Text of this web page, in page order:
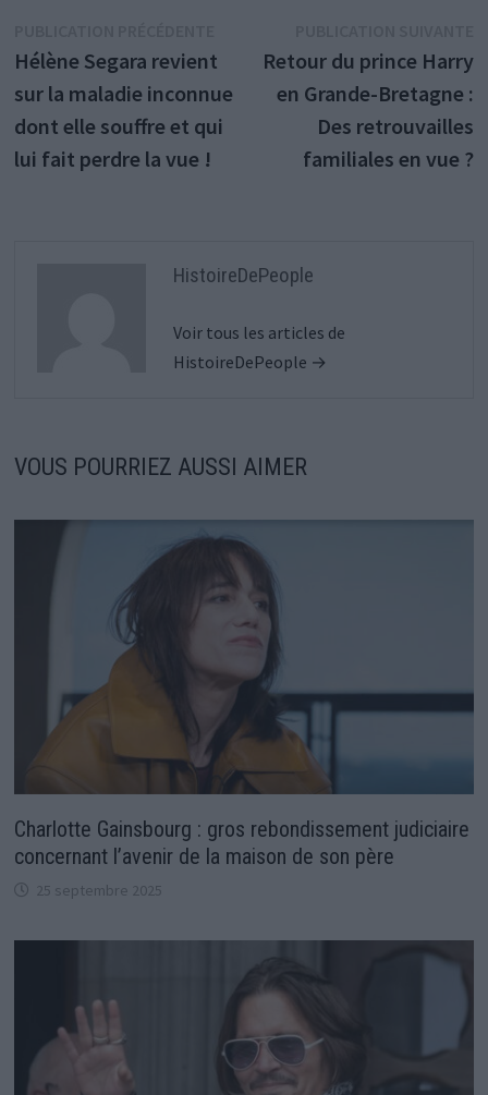
de
l’article
précédente :
Hélène Segara revient
sur la maladie inconnue
dont elle souffre et qui
lui fait perdre la vue !
Retour du prince Harry
en Grande-Bretagne :
Des retrouvailles
familiales en vue ?
HistoireDePeople
Voir tous les articles de
HistoireDePeople →
VOUS POURRIEZ AUSSI AIMER
Charlotte Gainsbourg : gros rebondissement judiciaire
concernant l’avenir de la maison de son père
25 septembre 2025